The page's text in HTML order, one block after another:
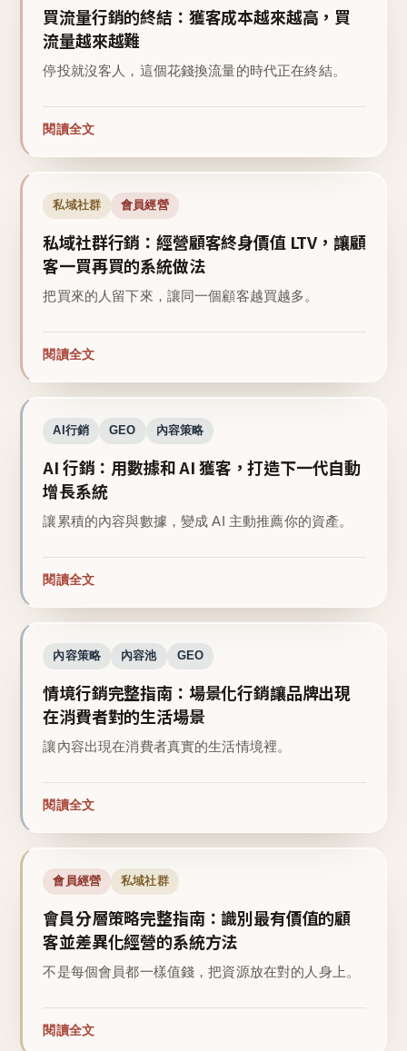
買流量行銷的終結：獲客成本越來越高，買
流量越來越難
停投就沒客人，這個花錢換流量的時代正在終結。
閱讀全文
私域社群 會員經營
私域社群行銷：經營顧客終身價值 LTV，讓顧
客一買再買的系統做法
把買來的人留下來，讓同一個顧客越買越多。
閱讀全文
AI行銷 GEO 內容策略
AI 行銷：用數據和 AI 獲客，打造下一代自動
增長系統
讓累積的內容與數據，變成 AI 主動推薦你的資產。
閱讀全文
內容策略 內容池 GEO
情境行銷完整指南：場景化行銷讓品牌出現
在消費者對的生活場景
讓內容出現在消費者真實的生活情境裡。
閱讀全文
會員經營 私域社群
會員分層策略完整指南：識別最有價值的顧
客並差異化經營的系統方法
不是每個會員都一樣值錢，把資源放在對的人身上。
閱讀全文